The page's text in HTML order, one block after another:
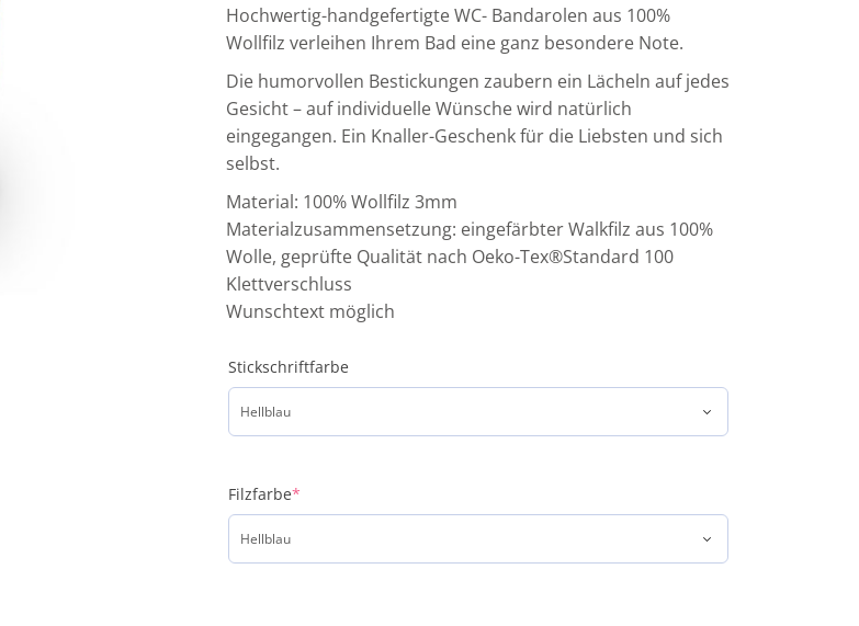
Hochwertig-handgefertigte WC- Bandarolen aus 100%
Wollfilz verleihen Ihrem Bad eine ganz besondere Note.
Die humorvollen Bestickungen zaubern ein Lächeln auf jedes
Gesicht – auf individuelle Wünsche wird natürlich
eingegangen. Ein Knaller-Geschenk für die Liebsten und sich
selbst.
Material: 100% Wollfilz 3mm
Materialzusammensetzung: eingefärbter Walkfilz aus 100%
Wolle, geprüfte Qualität nach Oeko-Tex®Standard 100
Klettverschluss
Wunschtext möglich
Stickschriftfarbe
Filzfarbe*